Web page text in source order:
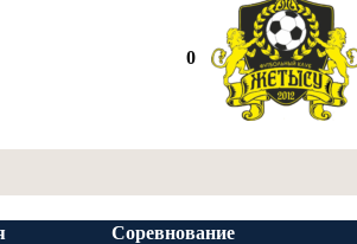
0
Соревнование